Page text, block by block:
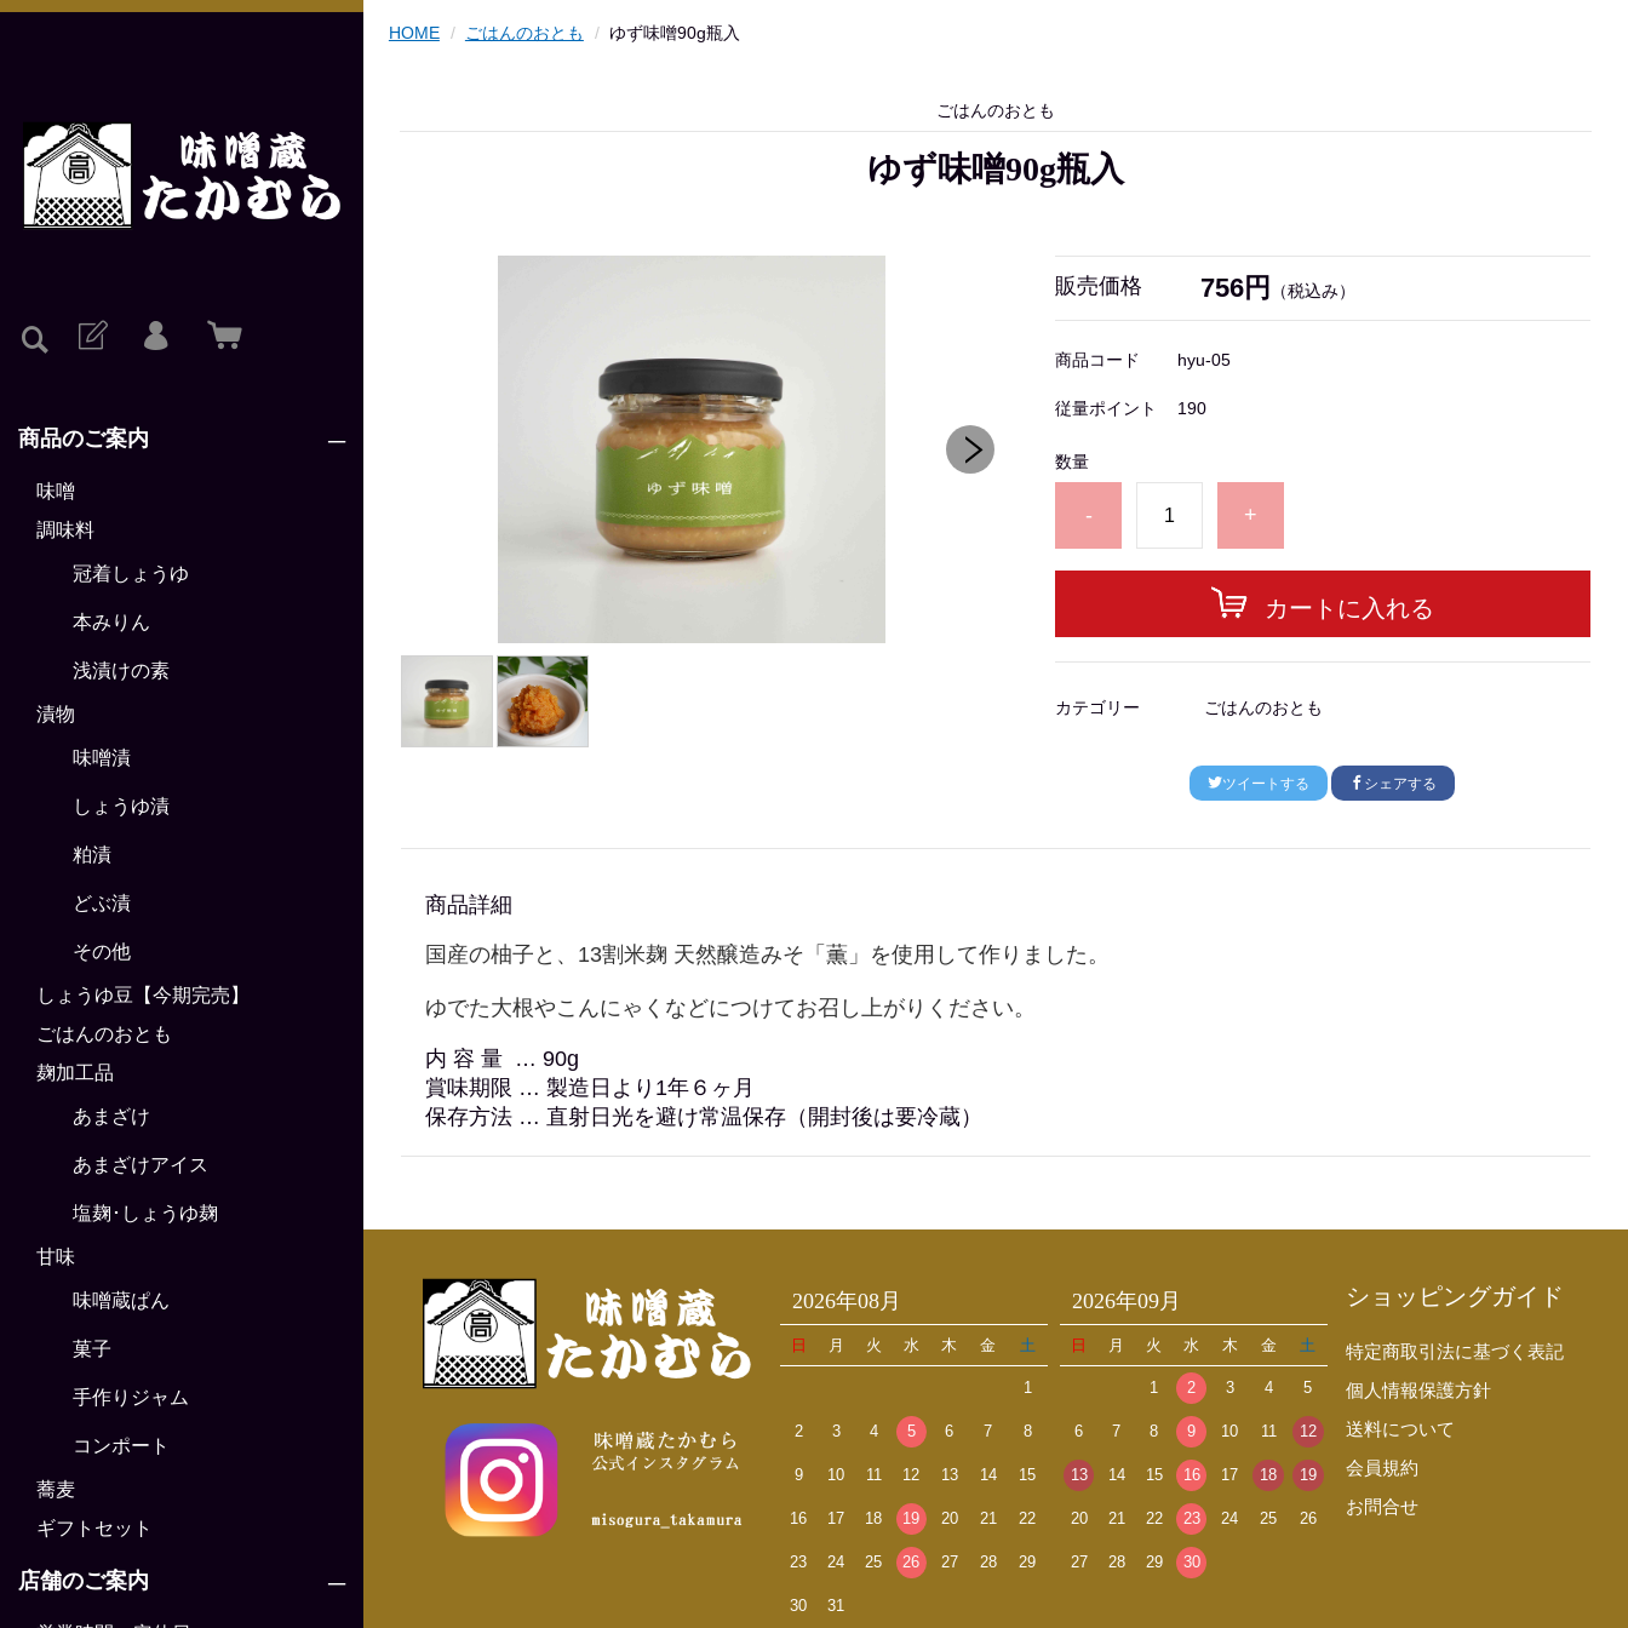
商品のご案内
味噌
調味料
冠着しょうゆ
本みりん
浅漬けの素
漬物
味噌漬
しょうゆ漬
粕漬
どぶ漬
その他
しょうゆ豆【今期完売】
ごはんのおとも
麹加工品
あまざけ
あまざけアイス
塩麹･しょうゆ麹
甘味
味噌蔵ぱん
菓子
手作りジャム
コンポート
蕎麦
ギフトセット
店舗のご案内
HOME ごはんのおとも ゆず味噌90g瓶入
ごはんのおとも
ゆず味噌90g瓶入
販売価格 756円 （税込み）
商品コード hyu-05
従量ポイント 190
数量
- +
カートに入れる
カテゴリー ごはんのおとも
ツイートする シェアする
商品詳細
国産の柚子と、13割米麹 天然醸造みそ「薫」を使用して作りました。
ゆでた大根やこんにゃくなどにつけてお召し上がりください。
内 容 量 … 90g
賞味期限 … 製造日より1年６ヶ月
保存方法 … 直射日光を避け常温保存（開封後は要冷蔵）
2026年08月
日 月 火 水 木 金 土
1
2 3 4 5 6 7 8
9 10 11 12 13 14 15
16 17 18 19 20 21 22
23 24 25 26 27 28 29
30 31
2026年09月
日 月 火 水 木 金 土
1 2 3 4 5
6 7 8 9 10 11 12
13 14 15 16 17 18 19
20 21 22 23 24 25 26
27 28 29 30
ショッピングガイド
特定商取引法に基づく表記
個人情報保護方針
送料について
会員規約
お問合せ